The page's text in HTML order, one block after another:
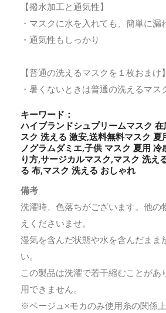
【撥水加工と通気性】
・マスクに水を入れても、簡単に漏
・通気性もしっかり
【普通の洗えるマスクを１枚おまけ】
・暑くないときは普通の洗えるマ
キーワード：
ハイブランドシュプリームマスク
スク 洗える 激安,送料無料マスク 夏
ノグラムダミエ,子供 マスク 夏用 冷
り方,サージカルマスク,マスク 洗え
る 布,マスク 洗える おしゃれ
備考
洗濯時、色落ちがございます。他の
えくださいませ。
湿気を含んだ状態や水を含んだまま
い。
この製品は洗濯で若干縮むことがあ
用できません。
※ベージュ×モカのみ使用糸の関係